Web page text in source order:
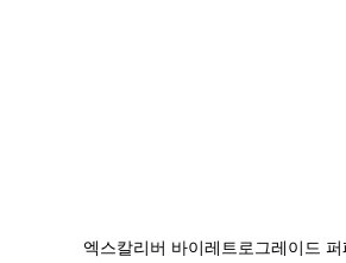
엑스칼리버 바이레트로그레이드